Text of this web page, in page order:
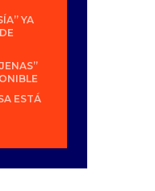
YA
ESTÁ